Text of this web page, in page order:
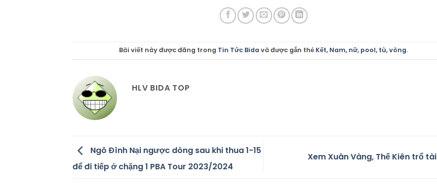
Bài viết này được đăng trong Tin Tức Bida và được gắn thẻ Kết, Nam, nữ, pool, tù,vòng.
HLV BIDA TOP
Ngô Đình Nại ngược dòng sau khi thua 1-15
để đi tiếp ở chặng 1 PBA Tour 2023/2024
Xem Xuân Vàng, Thế Kiên trổ tài